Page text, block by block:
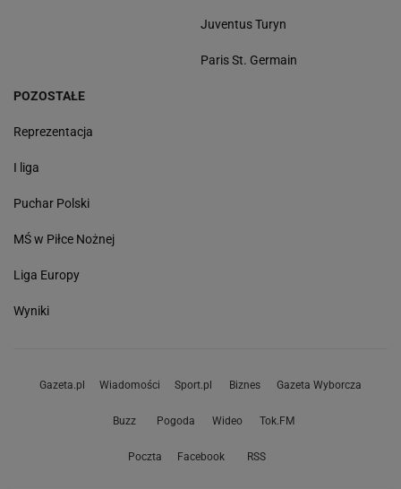
Juventus Turyn
Paris St. Germain
POZOSTAŁE
Reprezentacja
I liga
Puchar Polski
MŚ w Piłce Nożnej
Liga Europy
Wyniki
Gazeta.pl Wiadomości Sport.pl Biznes Gazeta Wyborcza
Buzz Pogoda Wideo Tok.FM
Poczta Facebook RSS